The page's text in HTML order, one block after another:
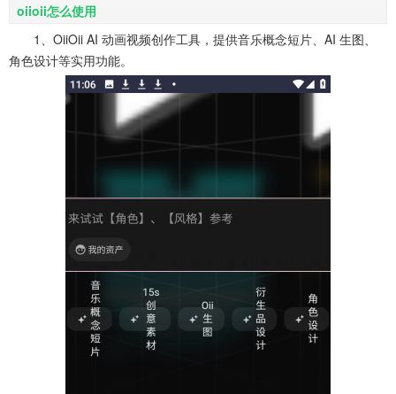
oiioii怎么使用
1、OiiOii AI 动画视频创作工具，提供音乐概念短片、AI 生图、
角色设计等实用功能。